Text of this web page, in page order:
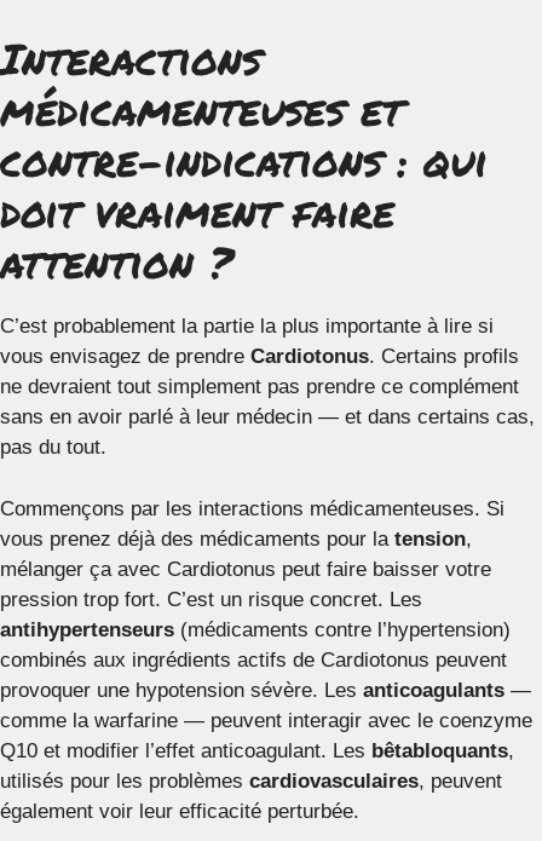
Interactions
médicamenteuses et
contre-indications : qui
doit vraiment faire
attention ?
C’est probablement la partie la plus importante à lire si
vous envisagez de prendre Cardiotonus. Certains profils
ne devraient tout simplement pas prendre ce complément
sans en avoir parlé à leur médecin — et dans certains cas,
pas du tout.
Commençons par les interactions médicamenteuses. Si
vous prenez déjà des médicaments pour la tension,
mélanger ça avec Cardiotonus peut faire baisser votre
pression trop fort. C’est un risque concret. Les
antihypertenseurs (médicaments contre l’hypertension)
combinés aux ingrédients actifs de Cardiotonus peuvent
provoquer une hypotension sévère. Les anticoagulants —
comme la warfarine — peuvent interagir avec le coenzyme
Q10 et modifier l’effet anticoagulant. Les bêtabloquants,
utilisés pour les problèmes cardiovasculaires, peuvent
également voir leur efficacité perturbée.